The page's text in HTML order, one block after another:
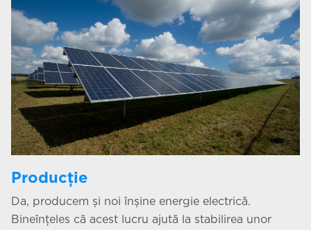
Producție
Da, producem și noi înșine energie electrică.
Bineînțeles că acest lucru ajută la stabilirea unor